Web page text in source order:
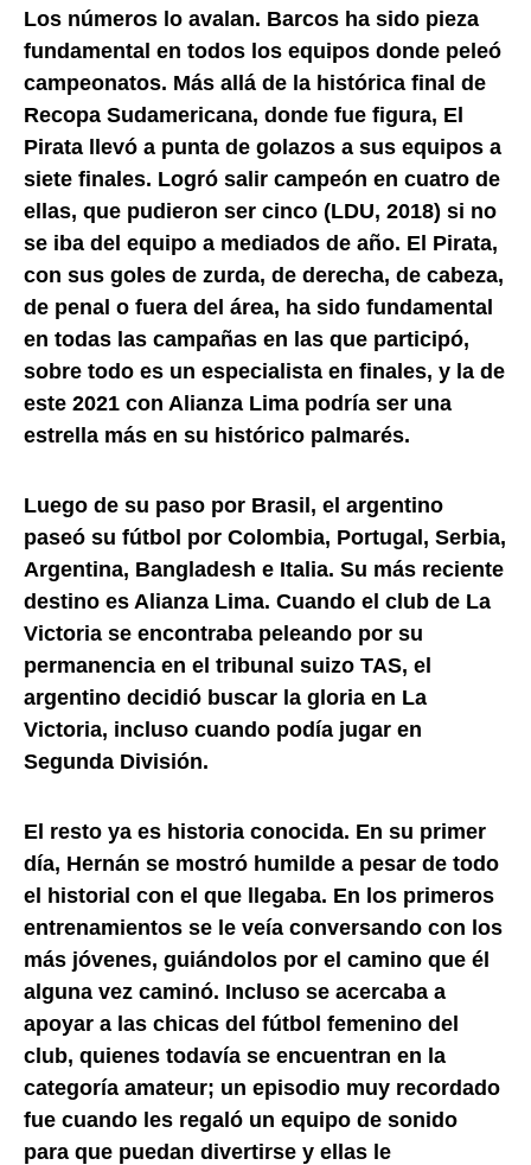
Los números lo avalan. Barcos ha sido pieza
fundamental en todos los equipos donde peleó
campeonatos. Más allá de la histórica final de
Recopa Sudamericana, donde fue figura, El
Pirata llevó a punta de golazos a sus equipos a
siete finales. Logró salir campeón en cuatro de
ellas, que pudieron ser cinco (LDU, 2018) si no
se iba del equipo a mediados de año. El Pirata,
con sus goles de zurda, de derecha, de cabeza,
de penal o fuera del área, ha sido fundamental
en todas las campañas en las que participó,
sobre todo es un especialista en finales, y la de
este 2021 con Alianza Lima podría ser una
estrella más en su histórico palmarés.
Luego de su paso por Brasil, el argentino
paseó su fútbol por Colombia, Portugal, Serbia,
Argentina, Bangladesh e Italia. Su más reciente
destino es Alianza Lima. Cuando el club de La
Victoria se encontraba peleando por su
permanencia en el tribunal suizo TAS, el
argentino decidió buscar la gloria en La
Victoria, incluso cuando podía jugar en
Segunda División.
El resto ya es historia conocida. En su primer
día, Hernán se mostró humilde a pesar de todo
el historial con el que llegaba. En los primeros
entrenamientos se le veía conversando con los
más jóvenes, guiándolos por el camino que él
alguna vez caminó. Incluso se acercaba a
apoyar a las chicas del fútbol femenino del
club, quienes todavía se encuentran en la
categoría amateur; un episodio muy recordado
fue cuando les regaló un equipo de sonido
para que puedan divertirse y ellas le